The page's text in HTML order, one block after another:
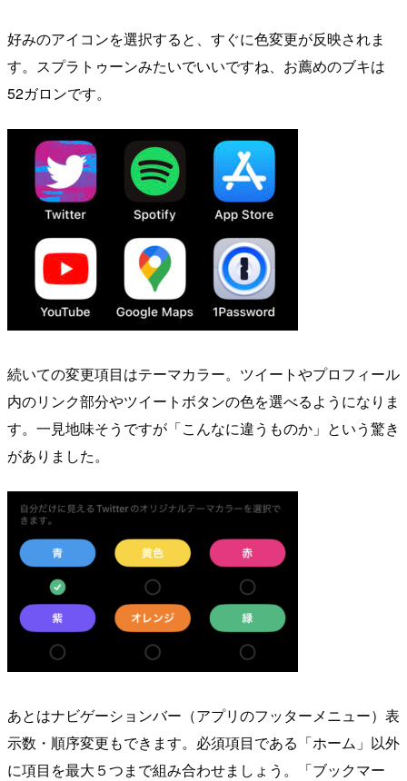
好みのアイコンを選択すると、すぐに色変更が反映されま
す。スプラトゥーンみたいでいいですね、お薦めのブキは
52ガロンです。
続いての変更項目はテーマカラー。ツイートやプロフィール
内のリンク部分やツイートボタンの色を選べるようになりま
す。一見地味そうですが「こんなに違うものか」という驚き
がありました。
あとはナビゲーションバー（アプリのフッターメニュー）表
示数・順序変更もできます。必須項目である「ホーム」以外
に項目を最大５つまで組み合わせましょう。「ブックマー